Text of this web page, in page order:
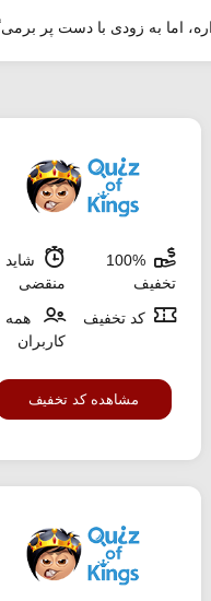
اما به زودی با دست پر
100%
تخفیف
شاید
منقضی
کد تخفیف
همه
کاربران
مشاهده کد تخفیف